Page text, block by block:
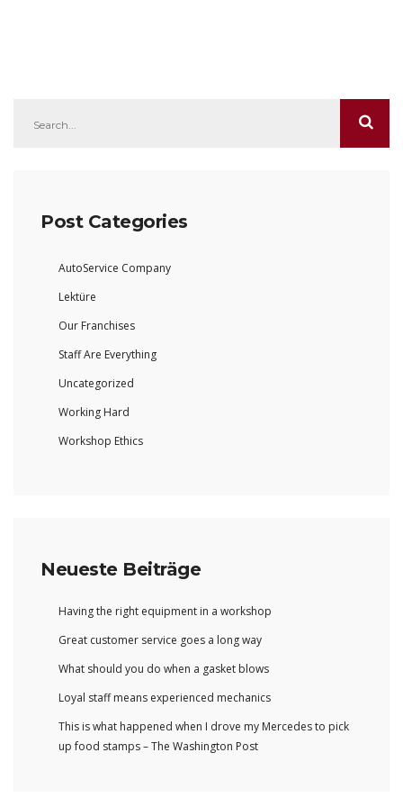
Post Categories
AutoService Company
Lektüre
Our Franchises
Staff Are Everything
Uncategorized
Working Hard
Workshop Ethics
Neueste Beiträge
Having the right equipment in a workshop
Great customer service goes a long way
What should you do when a gasket blows
Loyal staff means experienced mechanics
This is what happened when I drove my Mercedes to pick
up food stamps – The Washington Post